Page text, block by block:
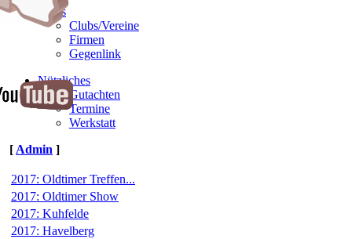
Links
Clubs/Vereine
Firmen
Gegenlink
Nützliches
Gutachten
Termine
Werkstatt
[ Admin ]
2017: Oldtimer Treffen...
2017: Oldtimer Show
2017: Kuhfelde
2017: Havelberg